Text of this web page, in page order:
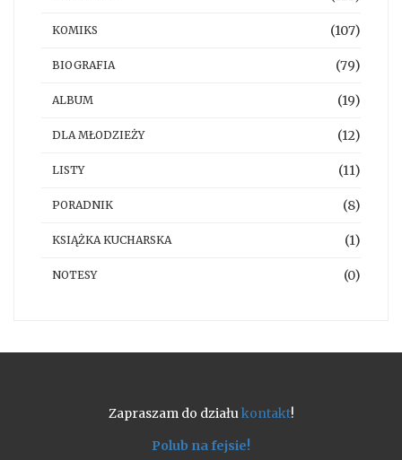
KOMIKS (107)
BIOGRAFIA (79)
ALBUM (19)
DLA MŁODZIEŻY (12)
LISTY (11)
PORADNIK (8)
KSIĄŻKA KUCHARSKA (1)
NOTESY (0)
Zapraszam do działukontakt!
Polub na fejsie!